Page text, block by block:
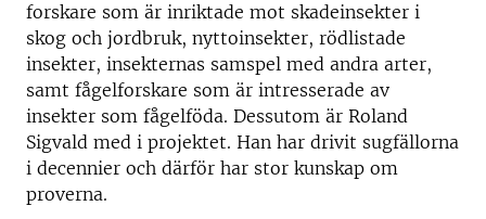
forskare som är inriktade mot skadeinsekter i
skog och jordbruk, nyttoinsekter, rödlistade
insekter, insekternas samspel med andra arter,
samt fågelforskare som är intresserade av
insekter som fågelföda. Dessutom är Roland
Sigvald med i projektet. Han har drivit sugfällorna
i decennier och därför har stor kunskap om
proverna.